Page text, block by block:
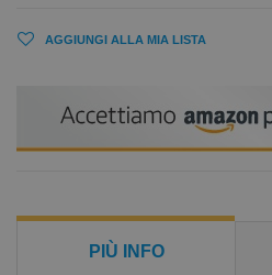
AGGIUNGI ALLA MIA LISTA
PIÙ INFO